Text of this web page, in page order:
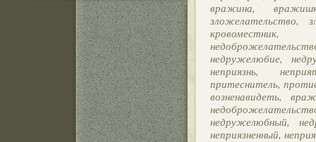
вражина,
зложелательство,
кровоместник,
недружелюбие,
неприязнь,
притеснитель,
возненавидеть,
недружелюбный,
неприязненный,